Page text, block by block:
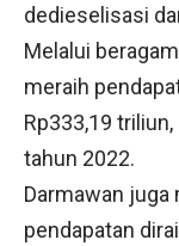
dedieselisasi
Melalui
meraih
Rp333,19
tahun 2022.
Darmawan
pendapatan